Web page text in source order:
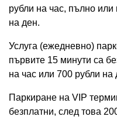
рубли на час, пълно
на ден.
Услуга (ежедневно)
първите 15 минути са
на час или 700 рубли на
Паркиране на VIP
безплатни, след това